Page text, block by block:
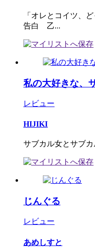
「オレとコイツ、
告白 乙...
私の大好きな、
レビュー
HIJIKI
サブカル女とサブカ
じんぐる
レビュー
あめしすと